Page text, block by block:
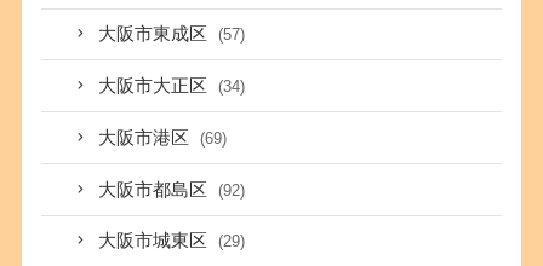
大阪市東成区 (57)
大阪市大正区 (34)
大阪市港区 (69)
大阪市都島区 (92)
大阪市城東区 (29)